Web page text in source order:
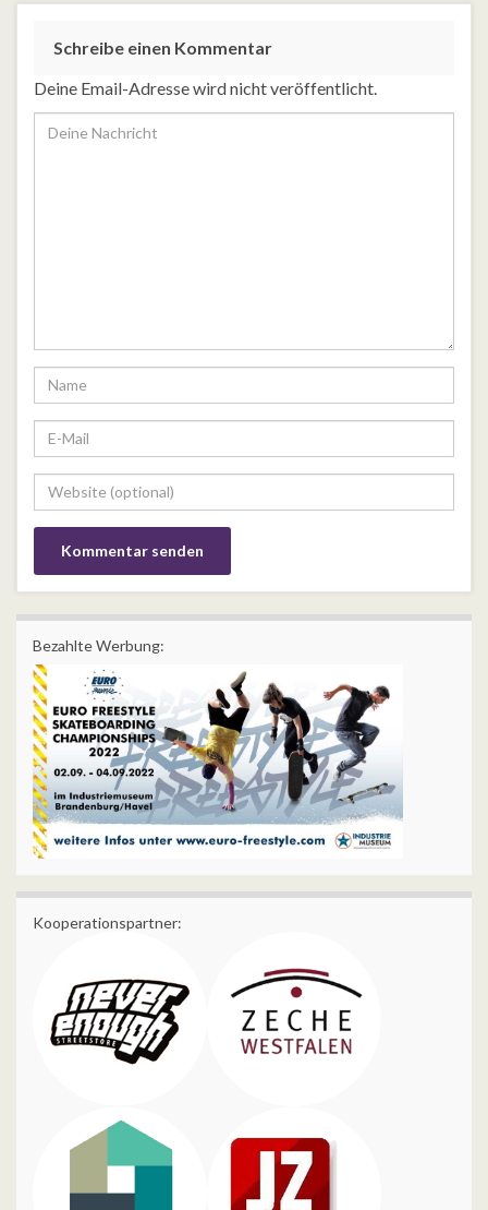
Schreibe einen Kommentar
Deine Email-Adresse wird nicht veröffentlicht.
Bezahlte Werbung:
Kooperationspartner: